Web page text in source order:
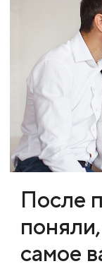
После
самое